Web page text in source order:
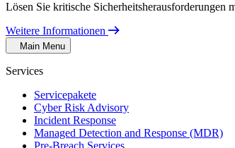
Lösen Sie kritische
Weitere Informationen
Main Menu
Services
Servicepakete
Cyber Risk Advisory
Incident Response
Managed Detection and Response (MDR)
Pre-Breach Services